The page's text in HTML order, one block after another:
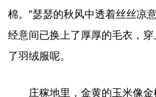
棉。”瑟瑟的秋风中透着丝丝凉
经意间已换上了厚厚的毛衣，
了羽绒服呢。
庄稼地里，金黄的玉米像